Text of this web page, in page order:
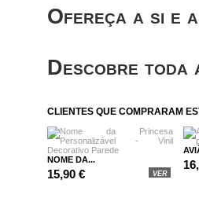
Ofereça a si e a
Descobre toda
CLIENTES QUE COMPRARAM
NOME DA...
15,90 € VER